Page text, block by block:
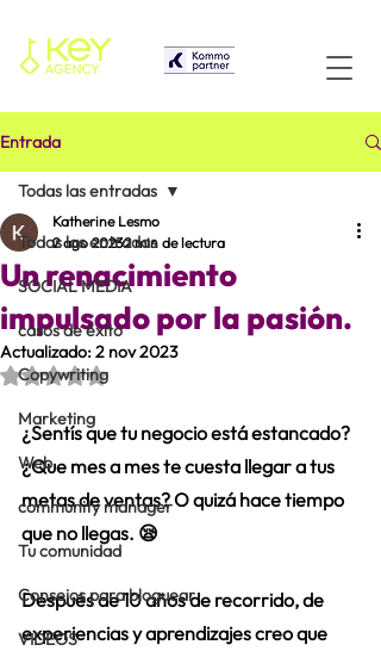
Entrada
Todas las entradas
SOCIAL MEDIA
casos de éxito
Copywriting
Marketing
Web
community manager
Tu comunidad
Consejos para bloguear
VIDEOS
Todas las entradas
Un renacimiento
impulsado por la pasión.
Katherine Lesmo
2 ago 20232 min de lectura
Actualizado:2 nov 2023
Obtuvo NaN de 5 estrellas.
¿Sentís que tu negocio está estancado?
¿Que mes a mes te cuesta llegar a tus
metas de ventas? O quizá hace tiempo
que no llegas. 😪
Después de 10 años de recorrido, de
experiencias y aprendizajes creo que